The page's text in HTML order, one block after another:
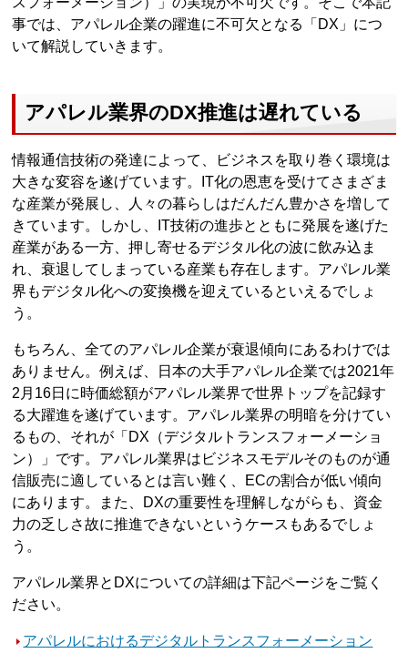
事では、アパレル企業の躍進に不可欠となる「DX」につ
いて解説していきます。
アパレル業界のDX推進は遅れている
情報通信技術の発達によって、ビジネスを取り巻く環境は
大きな変容を遂げています。IT化の恩恵を受けてさまざま
な産業が発展し、人々の暮らしはだんだん豊かさを増して
きています。しかし、IT技術の進歩とともに発展を遂げた
産業がある一方、押し寄せるデジタル化の波に飲み込ま
れ、衰退してしまっている産業も存在します。アパレル業
界もデジタル化への変換機を迎えているといえるでしょ
う。
もちろん、全てのアパレル企業が衰退傾向にあるわけでは
ありません。例えば、日本の大手アパレル企業では2021年
2月16日に時価総額がアパレル業界で世界トップを記録す
る大躍進を遂げています。アパレル業界の明暗を分けてい
るもの、それが「DX（デジタルトランスフォーメーショ
ン）」です。アパレル業界はビジネスモデルそのものが通
信販売に適しているとは言い難く、ECの割合が低い傾向
にあります。また、DXの重要性を理解しながらも、資金
力の乏しさ故に推進できないというケースもあるでしょ
う。
アパレル業界とDXについての詳細は下記ページをご覧く
ださい。
アパレルにおけるデジタルトランスフォーメーション